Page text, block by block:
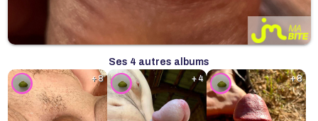
Ses 4 autres albums
+ 8 + 4 + 8